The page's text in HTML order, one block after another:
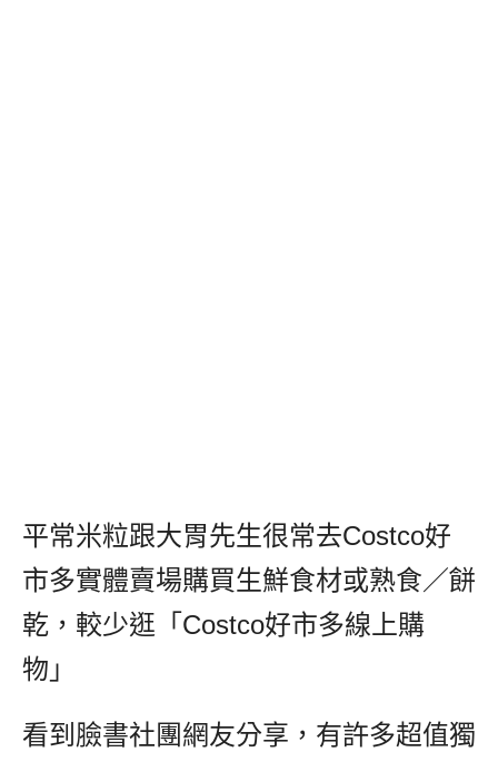
平常米粒跟大胃先生很常去Costco好
市多實體賣場購買生鮮食材或熟食／餅
乾，較少逛「Costco好市多線上購
物」
看到臉書社團網友分享，有許多超值獨